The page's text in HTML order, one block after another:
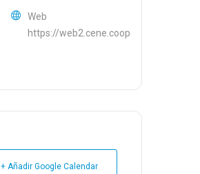
Web
https://web2.cene.coop
+ Añadir Google Calendar